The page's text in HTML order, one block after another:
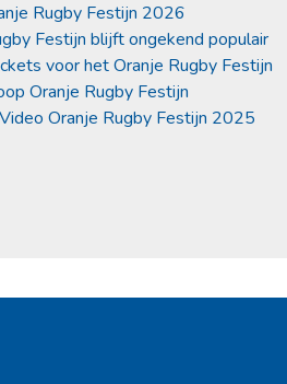
Rugby Festijn 2026
Festijn blijft ongekend populair
voor het Oranje Rugby Festijn
Oranje Rugby Festijn
Oranje Rugby Festijn 2025